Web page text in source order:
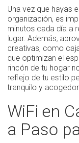
Una vez que hayas
organización, es
minutos cada día a
lugar. Además,
creativas, como
que optimizan el
rincón de tu hogar
reflejo de tu estilo
tranquilo y
WiFi en
a Paso